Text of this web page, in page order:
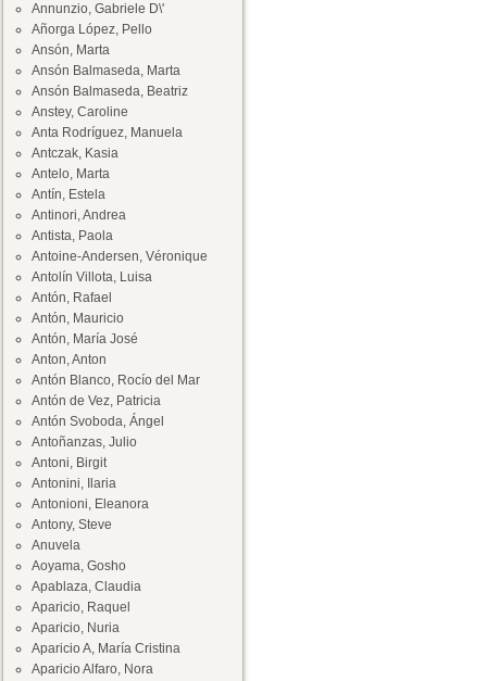
Annunzio, Gabriele D\'
Añorga López, Pello
Ansón, Marta
Ansón Balmaseda, Marta
Ansón Balmaseda, Beatriz
Anstey, Caroline
Anta Rodríguez, Manuela
Antczak, Kasia
Antelo, Marta
Antín, Estela
Antinori, Andrea
Antista, Paola
Antoine-Andersen, Véronique
Antolín Villota, Luisa
Antón, Rafael
Antón, Mauricio
Antón, María José
Anton, Anton
Antón Blanco, Rocío del Mar
Antón de Vez, Patricia
Antón Svoboda, Ángel
Antoñanzas, Julio
Antoni, Birgit
Antonini, Ilaria
Antonioni, Eleanora
Antony, Steve
Anuvela
Aoyama, Gosho
Apablaza, Claudia
Aparicio, Raquel
Aparicio, Nuria
Aparicio A, María Cristina
Aparicio Alfaro, Nora